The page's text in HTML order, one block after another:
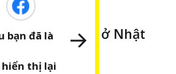
BẬT
ăn nhanh ở Nhật
hiển thị lại
bạn đã là